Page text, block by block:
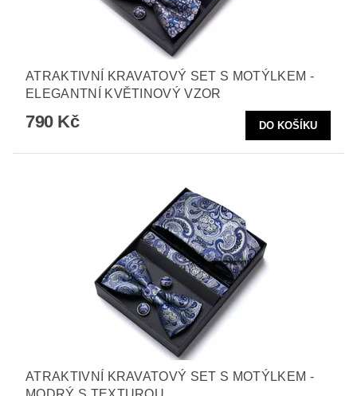
ATRAKTIVNÍ KRAVATOVÝ SET S MOTÝLKEM -
ELEGANTNÍ KVĚTINOVÝ VZOR
790 Kč
ATRAKTIVNÍ KRAVATOVÝ SET S MOTÝLKEM -